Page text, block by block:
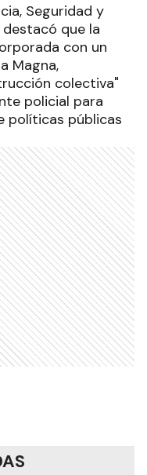
Seguridad y
que la
con un
Magna,
colectiva"
policial para
políticas públicas